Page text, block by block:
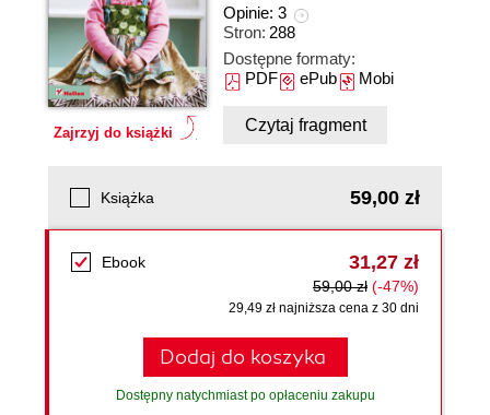
Zajrzyj do książki
Opinie: 3
Stron: 288
Dostępne formaty:
PDFePubMobi
Czytaj fragment
Książka 59,00 zł
Ebook 31,27 zł
59,00 zł (-47%)
29,49 zł najniższa cena z 30 dni
Dodaj do koszyka
Dostępny natychmiast po opłaceniu zakupu